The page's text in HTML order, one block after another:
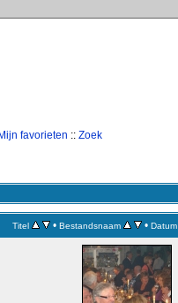
Mijn favorieten :: Zoek
Titel • Bestandsnaam • Datum